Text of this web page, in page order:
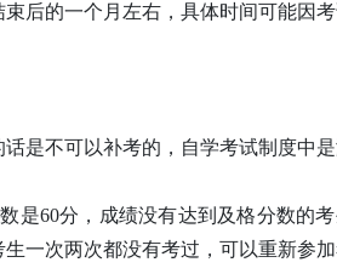
后的一个月左右，具体时间可能因
是不可以补考的，自学考试制度中是
是60分，成绩没有达到及格分数的
一次两次都没有考过，可以重新参